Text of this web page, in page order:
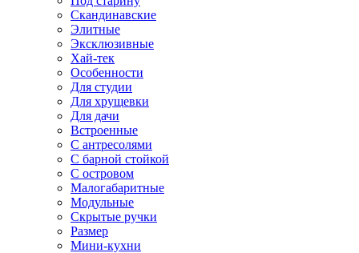
Скандинавские
Элитные
Эксклюзивные
Хай-тек
Особенности
Для студии
Для хрущевки
Для дачи
Встроенные
С антресолями
С барной стойкой
С островом
Малогабаритные
Модульные
Скрытые ручки
Размер
Мини-кухни